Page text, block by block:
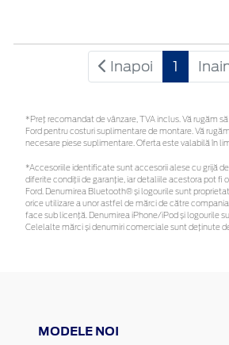
Inapoi 1
*Preţ recomandat de vânzare, TVA inclus. Vă rugăm
Ford pentru costuri suplimentare de montare. Vă
necesare piese suplimentare. Oferta este valabilă în
*Accesoriile identificate sunt accesorii alese cu grijă
diferite condiții de garanție, iar detaliile acestora pot fi
Ford. Denumirea Bluetooth® și logourile sunt
orice utilizare a unor astfel de mărci de către
face sub licență. Denumirea iPhone/iPod și logourile
Celelalte mărci și denumiri comerciale sunt deținute
MODELE NOI